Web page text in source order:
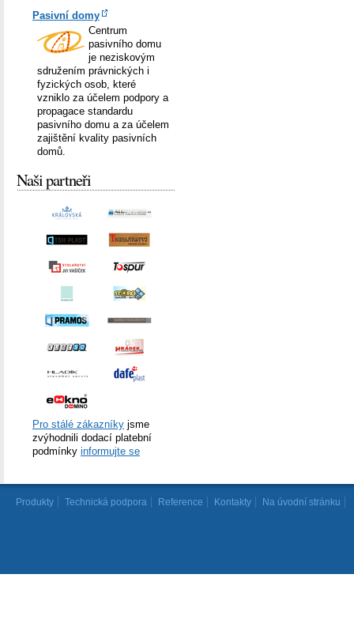
Pasivní domy
Centrum
pasivního domu
je neziskovým
sdružením právnických i
fyzických osob, které
vzniklo za účelem podpory a
propagace standardu
pasivního domu a za účelem
zajištění kvality pasivních
domů.
Naši partneři
Pro stálé zákazníky jsme
zvýhodnili dodací platební
podmínky informujte se
Produkty Technická podpora Reference Kontakty Na úvodní stránku